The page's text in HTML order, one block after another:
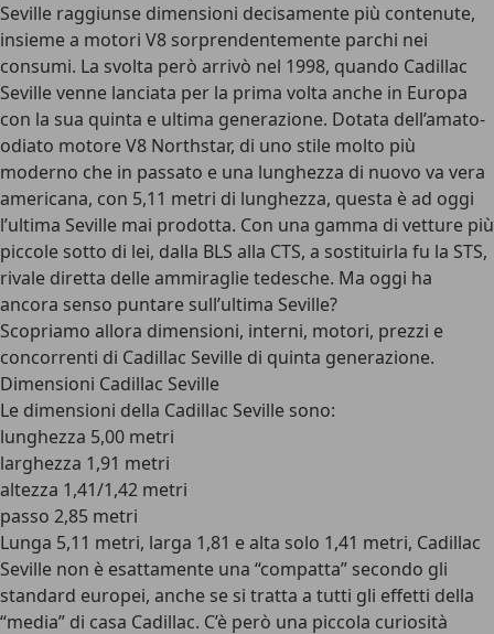
Seville raggiunse dimensioni decisamente più contenute,
insieme a motori V8 sorprendentemente parchi nei
consumi. La svolta però arrivò nel 1998, quando Cadillac
Seville venne lanciata per la prima volta anche in Europa
con la sua quinta e ultima generazione. Dotata dell’amato-
odiato motore V8 Northstar, di uno stile molto più
moderno che in passato e una lunghezza di nuovo va vera
americana, con 5,11 metri di lunghezza, questa è ad oggi
l’ultima Seville mai prodotta. Con una gamma di vetture più
piccole sotto di lei, dalla BLS alla CTS, a sostituirla fu la STS,
rivale diretta delle ammiraglie tedesche. Ma oggi ha
ancora senso puntare sull’ultima Seville?
Scopriamo allora dimensioni, interni, motori, prezzi e
concorrenti di Cadillac Seville di quinta generazione.
Dimensioni Cadillac Seville
Le dimensioni della Cadillac Seville sono:
lunghezza 5,00 metri
larghezza 1,91 metri
altezza 1,41/1,42 metri
passo 2,85 metri
Lunga 5,11 metri, larga 1,81 e alta solo 1,41 metri, Cadillac
Seville non è esattamente una “compatta” secondo gli
standard europei, anche se si tratta a tutti gli effetti della
“media” di casa Cadillac. C’è però una piccola curiosità